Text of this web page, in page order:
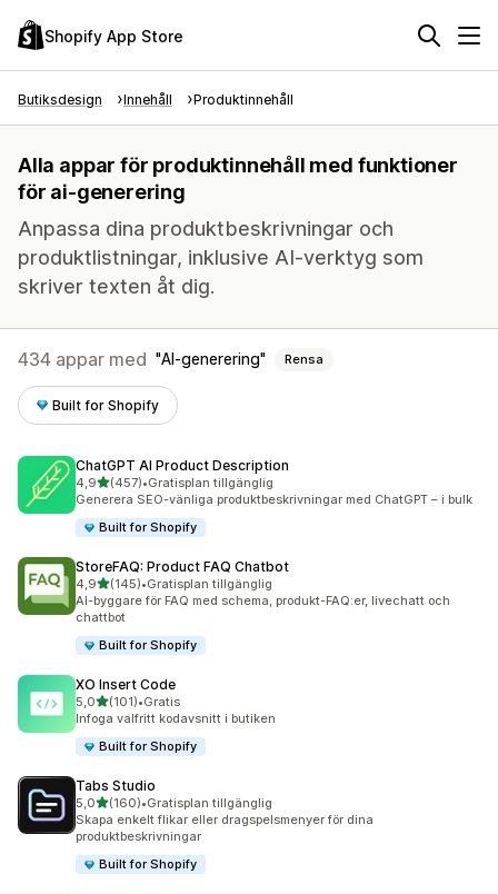
Shopify App Store
Butiksdesign Innehåll Produktinnehåll
Alla appar för produktinnehåll med funktioner
för ai-generering
Anpassa dina produktbeskrivningar och
produktlistningar, inklusive AI-verktyg som
skriver texten åt dig.
434 appar med AI-generering Rensa
Built for Shopify
ChatGPT AI Product Description
4,9av 5 stjärnor
(457)
457 recensioner totalt
•Gratisplan tillgänglig
Generera SEO-vänliga produktbeskrivningar med ChatGPT – i bulk
Built for Shopify
StoreFAQ: Product FAQ Chatbot
4,9av 5 stjärnor
(145)
145 recensioner totalt
•Gratisplan tillgänglig
AI-byggare för FAQ med schema, produkt-FAQ:er, livechatt och
chattbot
Built for Shopify
XO Insert Code
5,0av 5 stjärnor
(101)
101 recensioner totalt
•Gratis
Infoga valfritt kodavsnitt i butiken
Built for Shopify
Tabs Studio
5,0av 5 stjärnor
(160)
160 recensioner totalt
•Gratisplan tillgänglig
Skapa enkelt flikar eller dragspelsmenyer för dina
produktbeskrivningar
Built for Shopify